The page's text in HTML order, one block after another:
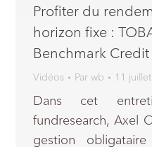
Profiter du
horizon fixe :
Benchmark
Vidéos Par wb 11
Dans cet
fundresearch, Axel
gestion